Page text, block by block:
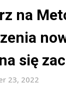
na
się
23, 2022